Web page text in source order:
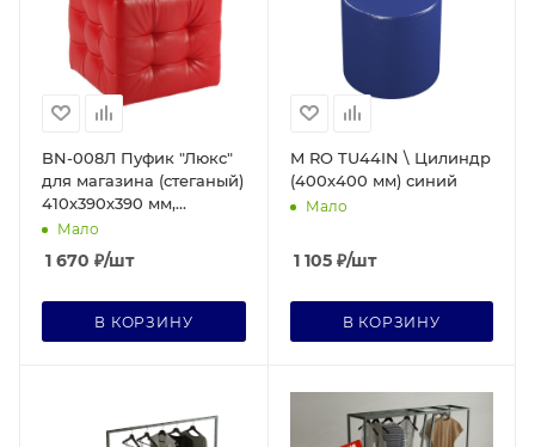
BN-008Л Пуфик "Люкс"
для магазина (стеганый)
410х390х390 мм,
красный
Мало
1 670 ₽/шт
В КОРЗИНУ
M RO TU44IN \ Цилиндр
(400х400 мм) синий
Мало
1 105₽/шт
В КОРЗИНУ